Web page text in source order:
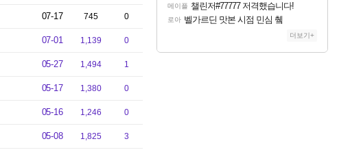
07-17 745 0
07-01 1,139 0
05-27 1,494 1
05-17 1,380 0
05-16 1,246 0
05-08 1,825 3
메이플 챌린저#77777 저격했습니다!
로아 벨가르딘 맛본 시점 민심 췤
더보기+